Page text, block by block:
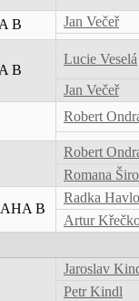
B Jan Večeř
B
Lucie Veselá
Jan Večeř
Robert
Robert
Romana
B
Radka
Artur
Jaroslav
Petr Kindl